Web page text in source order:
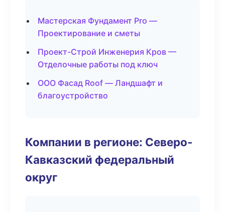
Мастерская Фундамент Pro —
Проектирование и сметы
Проект-Строй Инженерия Кров —
Отделочные работы под ключ
ООО Фасад Roof — Ландшафт и
благоустройство
Компании в регионе: Северо-
Кавказский федеральный
округ